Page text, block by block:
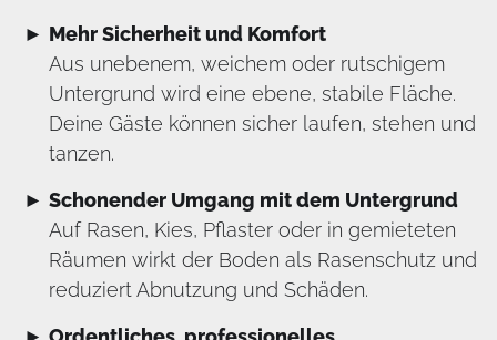
Mehr Sicherheit und Komfort
Aus unebenem, weichem oder rutschigem
Untergrund wird eine ebene, stabile Fläche.
Deine Gäste können sicher laufen, stehen und
tanzen.
Schonender Umgang mit dem Untergrund
Auf Rasen, Kies, Pflaster oder in gemieteten
Räumen wirkt der Boden als Rasenschutz und
reduziert Abnutzung und Schäden.